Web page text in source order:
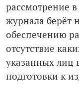
рассмотрение
журнала берёт
обеспечению
отсутствие
указанных лиц
подготовки к